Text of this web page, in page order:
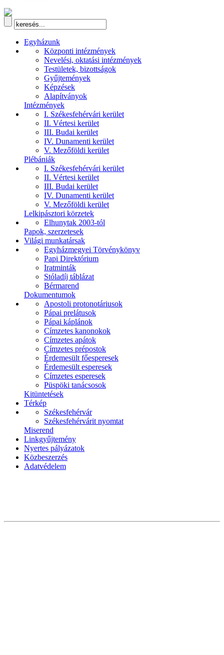
Egyházunk
Központi intézmények
Nevelési, oktatási intézmények
Testületek, bizottságok
Gyűjtemények
Képzések
Alapítványok
Intézmények
I. Székesfehérvári kerület
II. Vértesi kerület
III. Budai kerület
IV. Dunamenti kerület
V. Mezőföldi kerület
Plébániák
I. Székesfehérvári kerület
II. Vértesi kerület
III. Budai kerület
IV. Dunamenti kerület
V. Mezőföldi kerület
Lelkipásztori körzetek
Elhunytak 2003-tól
Papok, szerzetesek
Világi munkatársak
Egyházmegyei Törvénykönyv
Papi Direktórium
Iratminták
Stóladíj táblázat
Bérmarend
Dokumentumok
Apostoli protonotáriusok
Pápai prelátusok
Pápai káplánok
Címzetes kanonokok
Címzetes apátok
Címzetes prépostok
Érdemesült főesperesek
Érdemesült esperesek
Címzetes esperesek
Püspöki tanácsosok
Kitüntetések
Térkép
Székesfehérvár
Székesfehérvárit nyomtat
Miserend
Linkgyűjtemény
Nyertes pályázatok
Közbeszerzés
Adatvédelem